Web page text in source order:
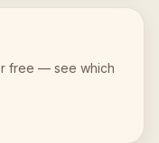
free — see which